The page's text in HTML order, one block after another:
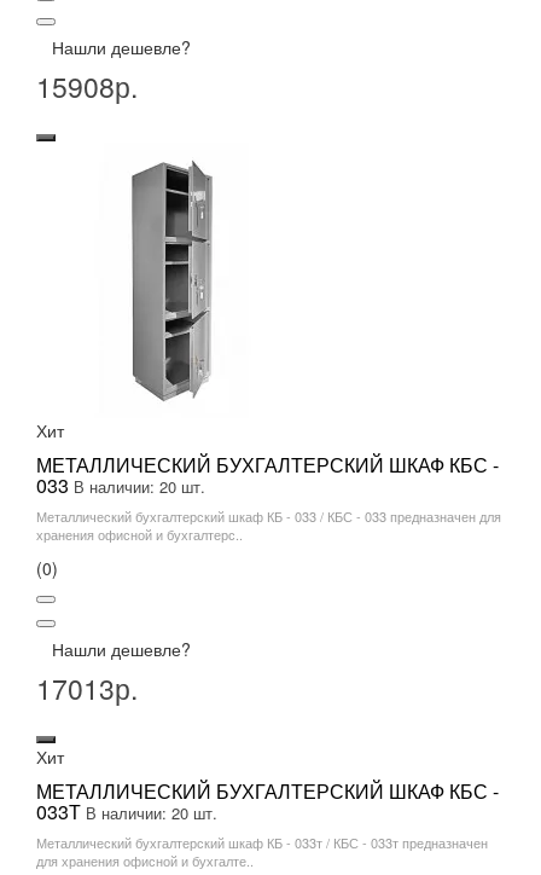
Нашли дешевле?
15908р.
Хит
МЕТАЛЛИЧЕСКИЙ БУХГАЛТЕРСКИЙ ШКАФ КБС -
033 В наличии: 20 шт.
Металлический бухгалтерский шкаф КБ - 033 / КБС - 033 предназначен для
хранения офисной и бухгалтерс..
(0)
Нашли дешевле?
17013р.
Хит
МЕТАЛЛИЧЕСКИЙ БУХГАЛТЕРСКИЙ ШКАФ КБС -
033Т В наличии: 20 шт.
Металлический бухгалтерский шкаф КБ - 033т / КБС - 033т предназначен
для хранения офисной и бухгалте..